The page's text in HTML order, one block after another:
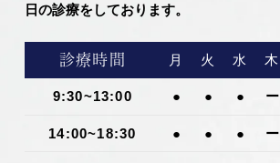
日の診療をしております。
診療時間 月 火 水 木
9:30~13:00 ● ● ● ー
14:00~18:30 ● ● ● ー